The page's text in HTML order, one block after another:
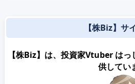
【株Biz】サ
【株Biz】は、投資家Vtuber は
供してい